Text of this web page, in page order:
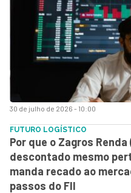
30 de julho de 2026 - 10:00
FUTURO LOGÍSTICO
Por que o Zagros Renda
descontado mesmo
manda recado ao
passos do FII